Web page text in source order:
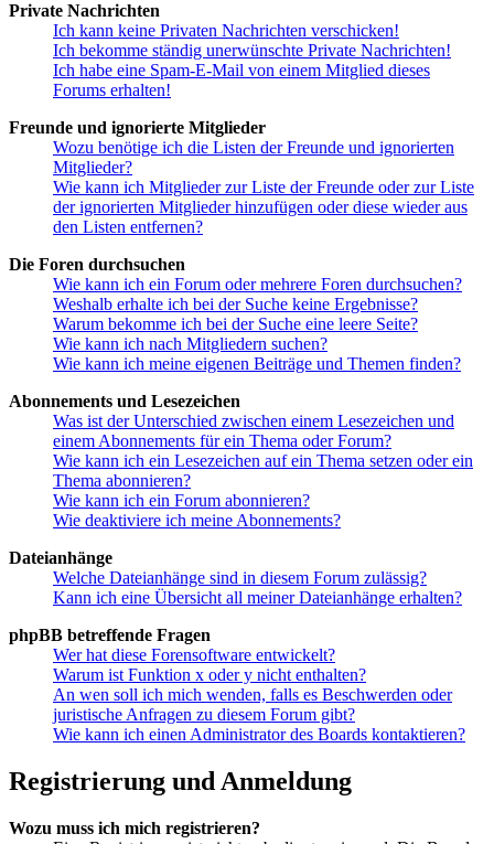
Private Nachrichten
Ich kann keine Privaten Nachrichten verschicken!
Ich bekomme ständig unerwünschte Private Nachrichten!
Ich habe eine Spam-E-Mail von einem Mitglied dieses
Forums erhalten!
Freunde und ignorierte Mitglieder
Wozu benötige ich die Listen der Freunde und ignorierten
Mitglieder?
Wie kann ich Mitglieder zur Liste der Freunde oder zur Liste
der ignorierten Mitglieder hinzufügen oder diese wieder aus
den Listen entfernen?
Die Foren durchsuchen
Wie kann ich ein Forum oder mehrere Foren durchsuchen?
Weshalb erhalte ich bei der Suche keine Ergebnisse?
Warum bekomme ich bei der Suche eine leere Seite?
Wie kann ich nach Mitgliedern suchen?
Wie kann ich meine eigenen Beiträge und Themen finden?
Abonnements und Lesezeichen
Was ist der Unterschied zwischen einem Lesezeichen und
einem Abonnements für ein Thema oder Forum?
Wie kann ich ein Lesezeichen auf ein Thema setzen oder ein
Thema abonnieren?
Wie kann ich ein Forum abonnieren?
Wie deaktiviere ich meine Abonnements?
Dateianhänge
Welche Dateianhänge sind in diesem Forum zulässig?
Kann ich eine Übersicht all meiner Dateianhänge erhalten?
phpBB betreffende Fragen
Wer hat diese Forensoftware entwickelt?
Warum ist Funktion x oder y nicht enthalten?
An wen soll ich mich wenden, falls es Beschwerden oder
juristische Anfragen zu diesem Forum gibt?
Wie kann ich einen Administrator des Boards kontaktieren?
Registrierung und Anmeldung
Wozu muss ich mich registrieren?